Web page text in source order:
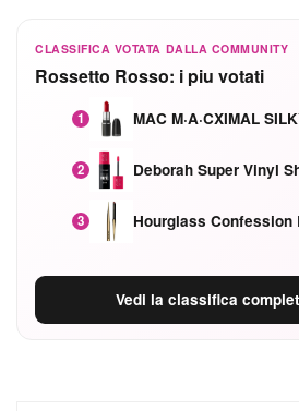
CLASSIFICA VOTATA DALLA COMMUNITY
Rossetto Rosso: i piu votati
1
2 Deborah Super Vinyl
3
Vedi la classifica